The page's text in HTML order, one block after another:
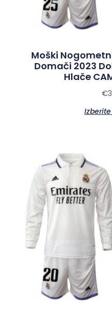
Moški
Domači 2023
Hlače
€